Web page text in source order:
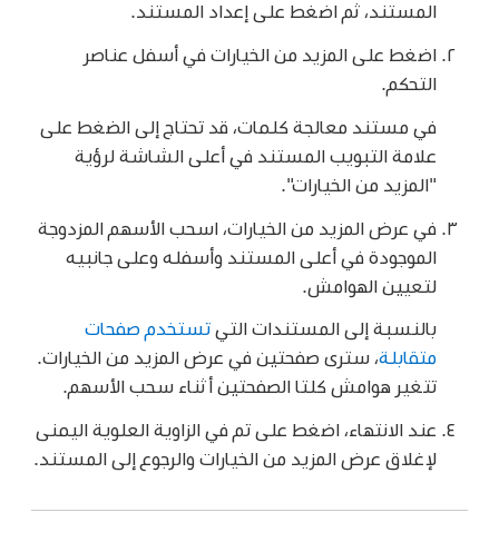
المستند، ثم اضغط على إعداد المستند.
اضغط على المزيد من الخيارات في أسفل عناصر
التحكم.
في مستند معالجة كلمات، قد تحتاج إلى الضغط على
علامة التبويب المستند في أعلى الشاشة لرؤية
"المزيد من الخيارات".
في عرض المزيد من الخيارات، اسحب الأسهم المزدوجة
الموجودة في أعلى المستند وأسفله وعلى جانبيه
لتعيين الهوامش.
بالنسبة إلى المستندات التيتستخدم صفحات
متقابلة، سترى صفحتين في عرض المزيد من الخيارات.
تتغير هوامش كلتا الصفحتين أثناء سحب الأسهم.
عند الانتهاء، اضغط على تم في الزاوية العلوية اليمنى
لإغلاق عرض المزيد من الخيارات والرجوع إلى المستند.